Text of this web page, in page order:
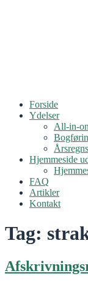
Forside
Ydelser
All-in-
Hjemmeside
FAQ
Artikler
Kontakt
Tag: